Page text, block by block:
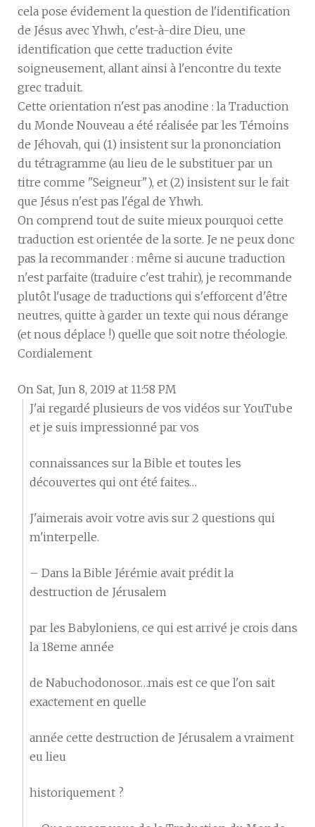
cela pose évidement la question de l'identification
de Jésus avec Yhwh, c'est-à-dire Dieu, une
identification que cette traduction évite
soigneusement, allant ainsi à l'encontre du texte
grec traduit.
Cette orientation n'est pas anodine : la Traduction
du Monde Nouveau a été réalisée par les Témoins
de Jéhovah, qui (1) insistent sur la prononciation
du tétragramme (au lieu de le substituer par un
titre comme "Seigneur"), et (2) insistent sur le fait
que Jésus n'est pas l'égal de Yhwh.
On comprend tout de suite mieux pourquoi cette
traduction est orientée de la sorte. Je ne peux donc
pas la recommander : même si aucune traduction
n'est parfaite (traduire c'est trahir), je recommande
plutôt l'usage de traductions qui s'efforcent d'être
neutres, quitte à garder un texte qui nous dérange
(et nous déplace !) quelle que soit notre théologie.
Cordialement
On Sat, Jun 8, 2019 at 11:58 PM
J'ai regardé plusieurs de vos vidéos sur YouTube
et je suis impressionné par vos
connaissances sur la Bible et toutes les
découvertes qui ont été faites…
J'aimerais avoir votre avis sur 2 questions qui
m'interpelle.
– Dans la Bible Jérémie avait prédit la
destruction de Jérusalem
par les Babyloniens, ce qui est arrivé je crois dans
la 18eme année
de Nabuchodonosor…mais est ce que l'on sait
exactement en quelle
année cette destruction de Jérusalem a vraiment
eu lieu
historiquement ?